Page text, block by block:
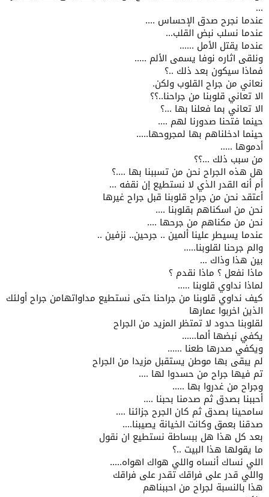
...
عندما نجرح صدق الإحساس ....
عندما نسلب نبض القلب...
عندما يقتل الأمل ......
ونلقى اثاره نوفا يسمى الألم .....
فماذا سيكون بعد ذلك ..؟
نعاني من جراح القلوب ولكن.
الا تعاني قلوبنا من جراحنا..؟؟
الا تعاني بما فعلنا بها ...؟
حينما فتحنا صدورنا لهم ....
حينما ادخلناهم بها لمجروحها.....
أدموها .....
من سبب ذلك ...؟؟
هل هذه الجراح نحن من تسببنا بها ....؟
أم أنه القدر الذي لا نستطيع إن نقفه ...
أعتقد نحن من جراح قلوبنا قبل جراح غيرها
نحن من اسكناهم بقلوبنا ....
نحن من مكناهم من جرحها ....
عندما يسيطر علينا ألمين .. جرحين.. نزفين ..
والم جرحنا لقلوبنا.....
بين هذا وذاك ...
ماذا نفعل ؟ ماذا نقدم ؟
لماذا نداوي قلوبنا .....
كيف نداوي قلوبنا من جراحنا حتى نستطيع مداواتهامن جراح أولئك
الذين اخربوا عمارها
لقلوبنا حدود لا تمتظر المزيد من الجراح
يكفي نبضها ألما......
ويكفي صدرها طعنا ......
لم يبقى بها موطن يستقبل مزيدا من الجراح
تم فيها جراح من حسدوا لها ....
وجراح من غدروا بها .....
أحببنا بصدق ثم صدمنا بحبنا ....
سامحينا بصدق ثم كان الجرح جزائنا ....
صدقنا بعمق وكانت الخيانة يصيبنا....
بعد كل هذا هل ببساطة نستطيع ان نقول
ما يقولها هذا البيت ..؟
اللي نساك أنساه واللي هواك اهواه.....
واللي قدر على فراقك تقدر على فراقك
هذا بالنسبة لجراح من احببناهم